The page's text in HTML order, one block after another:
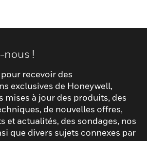
nous !
recevoir des
exclusives de Honeywell,
mises à jour des produits, des
de nouvelles offres,
et actualités, des sondages, nos
que divers sujets connexes par